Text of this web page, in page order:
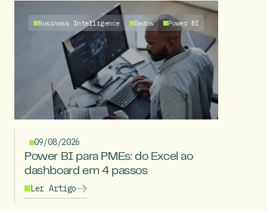
Business Intelligence Dados Power BI
09/08/2026
Power BI para PMEs: do Excel ao
dashboard em 4 passos
Ler Artigo